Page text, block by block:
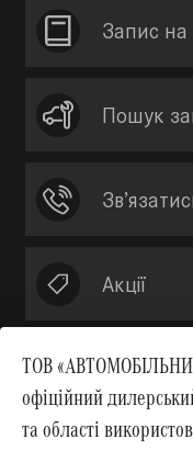
ТОВ
офіційний
та області
Запис на
Пошук
Акції